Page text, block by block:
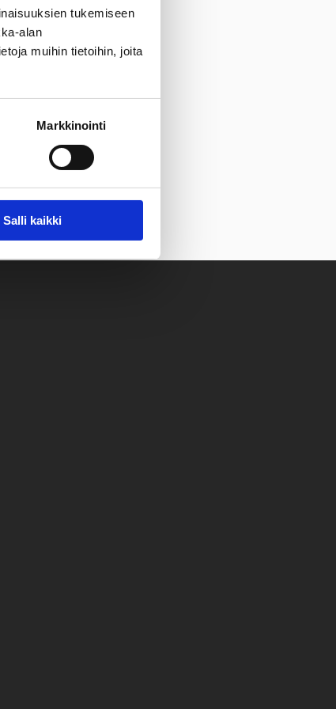
tukemiseen
alan
muihin tietoihin, joita
Markkinointi
Salli kaikki